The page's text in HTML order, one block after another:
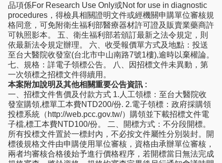
品項係For Research Use Only或Not for use in diagnostic
procedures，得檢具相關證明文件或經機關申購單位審核規
格同意，可免附衛生福利部醫療器材許可證及販賣業藥商許
可執照影本。 五、衛生福利部若頒訂最新之法令規定，則
依最新法令規定辦理。 六、收受報價單方式及地點：投送
至台大醫院收發室(台北市中山南路7號1樓),逾時以棄權論。
七、規格：詳電子領標公告。 八、因招標文件未異動，第
一次領標之招標文件得續用。
本案附加說明及其他相關重要公告資訊 :
一、招標文件售價及付款方式 1.人工領標：至台大醫院收
發室購領,標單工本費NTD200/份. 2.電子領標：政府採購領
投標系統（http://web.pcc.gov.tw/）購領並下載招標文件電
子檔,標工本費NTD100/份。 二、開標方式：不分段開標。
所有投標文件置於一標封內，不必按文件屬性分別裝封。開
標後規格文件由申購使用單位審核，資格由承辦單位審核，
兩者均審核合格後始予進行價格程序，若開標當日無法完成